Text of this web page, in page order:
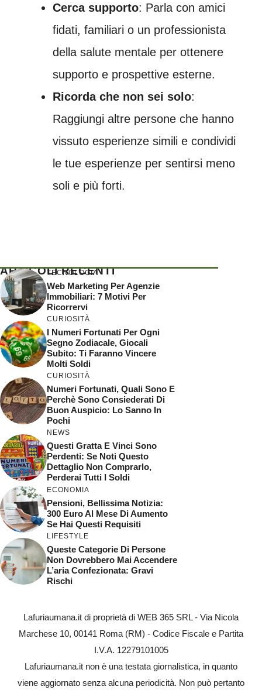
Cerca supporto: Parla con amici
fidati, familiari o un professionista
della salute mentale per ottenere
supporto e prospettive esterne.
Ricorda che non sei solo:
Raggiungi altre persone che hanno
vissuto esperienze simili e condividi
le tue esperienze per sentirsi meno
soli e più forti.
ARTICOLI RECENTI
TECNOLOGIA
Web Marketing Per Agenzie
Immobiliari: 7 Motivi Per
Ricorrervi
CURIOSITÀ
I Numeri Fortunati Per Ogni
Segno Zodiacale, Giocali
Subito: Ti Faranno Vincere
Molti Soldi
CURIOSITÀ
Numeri Fortunati, Quali Sono E
Perchè Sono Consiederati Di
Buon Auspicio: Lo Sanno In
Pochi
NEWS
Questi Gratta E Vinci Sono
Perdenti: Se Noti Questo
Dettaglio Non Comprarlo,
Perderai Tutti I Soldi
ECONOMIA
Pensioni, Bellissima Notizia:
300 Euro Al Mese Di Aumento
Se Hai Questi Requisiti
LIFESTYLE
Queste Categorie Di Persone
Non Dovrebbero Mai Accendere
L’aria Confezionata: Gravi
Rischi
Lafuriaumana.it di proprietà di WEB 365 SRL - Via Nicola
Marchese 10, 00141 Roma (RM) - Codice Fiscale e Partita
I.V.A. 12279101005
Lafuriaumana.it non è una testata giornalistica, in quanto
viene aggiornato senza alcuna periodicità. Non può pertanto